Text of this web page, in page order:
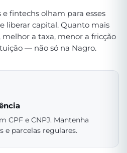
e fintechs olham para esses
liberar capital. Quanto mais
a taxa, menor a fricção
— não só na Nagro.
CPF e CNPJ. Mantenha
e parcelas regulares.